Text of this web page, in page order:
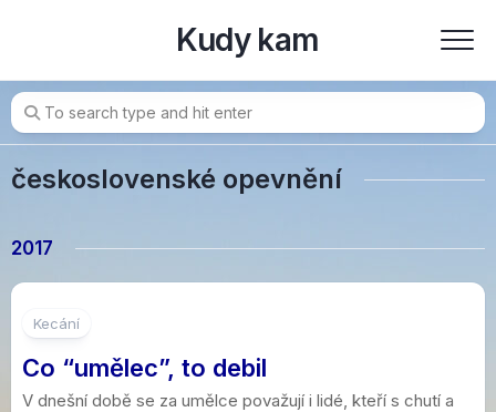
Kudy kam
československé opevnění
2017
Kecání
Co “umělec”, to debil
V dnešní době se za umělce považují i lidé, kteří s chutí a